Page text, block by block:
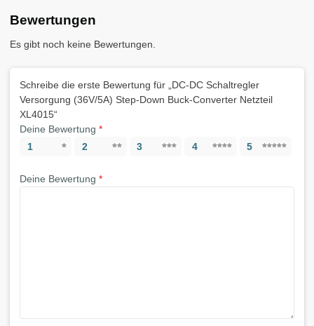
Bewertungen
Es gibt noch keine Bewertungen.
Schreibe die erste Bewertung für „DC-DC Schaltregler
Versorgung (36V/5A) Step-Down Buck-Converter Netzteil
XL4015“
Deine Bewertung *
1
2 3 4 5
Deine Bewertung *